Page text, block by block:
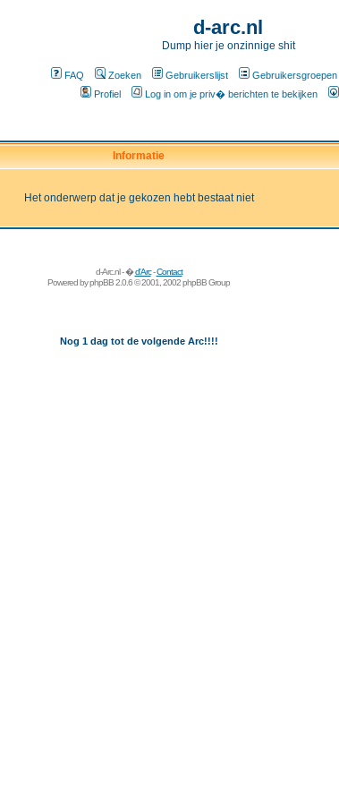
d-arc.nl
Dump hier je onzinnige shit
FAQ Zoeken Gebruikerslijst Gebruikersgroepen
Profiel
Log in om je priv� berichten te bekijken
Informatie
Het onderwerp dat je gekozen hebt bestaat niet
d-Arc.nl - �d'Arc-Contact
Powered byphpBB2.0.6 © 2001, 2002 phpBB Group
Nog 1 dag tot de volgende Arc!!!!